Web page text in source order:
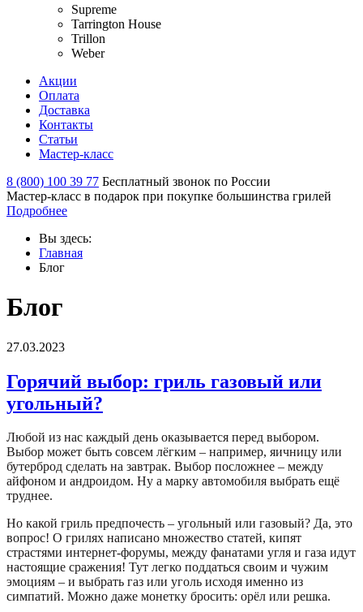
Supreme
Tarrington House
Trillon
Weber
Акции
Оплата
Доставка
Контакты
Статьи
Мастер-класс
8 (800) 100 39 77 Бесплатный звонок по России
Мастер-класс в подарок при покупке большинства грилей
Подробнее
Вы здесь:
Главная
Блог
Блог
27.03.2023
Горячий выбор: гриль газовый или
угольный?
Любой из нас каждый день оказывается перед выбором.
Выбор может быть совсем лёгким – например, яичницу или
бутерброд сделать на завтрак. Выбор посложнее – между
айфоном и андроидом. Ну а марку автомобиля выбрать ещё
труднее.
Но какой гриль предпочесть – угольный или газовый? Да, это
вопрос! О грилях написано множество статей, кипят
страстями интернет-форумы, между фанатами угля и газа идут
настоящие сражения! Тут легко поддаться своим и чужим
эмоциям – и выбрать газ или уголь исходя именно из
симпатий. Можно даже монетку бросить: орёл или решка.